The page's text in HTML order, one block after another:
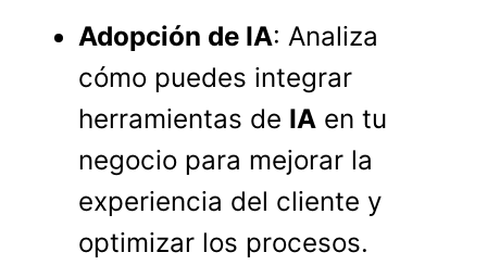
Adopción de IA: Analiza
cómo puedes integrar
herramientas de IA en tu
negocio para mejorar la
experiencia del cliente y
optimizar los procesos.